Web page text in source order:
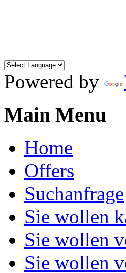
Powered by
Main Menu
Home
Offers
Suchanfrage
Sie wollen
Sie wollen
Sie wollen